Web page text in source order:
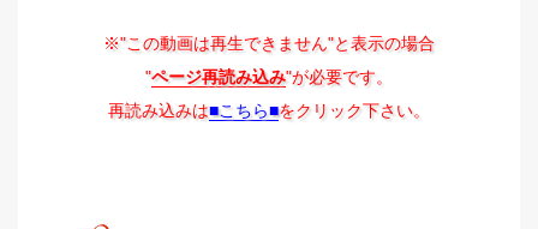
※"この動画は再生できません"と表示の場合
"ページ再読み込み"が必要です。
再読み込みは■こちら■をクリック下さい。